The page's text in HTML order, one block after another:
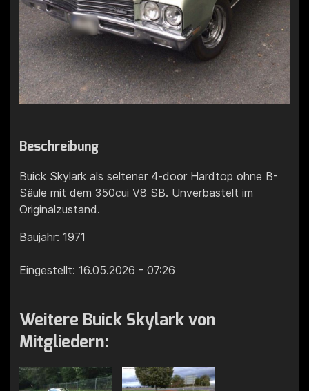
Beschreibung
Buick Skylark als seltener 4-door Hardtop ohne B-
Säule mit dem 350cui V8 SB. Unverbastelt im
Originalzustand.
Baujahr: 1971
Eingestellt: 16.05.2026 - 07:26
Weitere Buick Skylark von
Mitgliedern: